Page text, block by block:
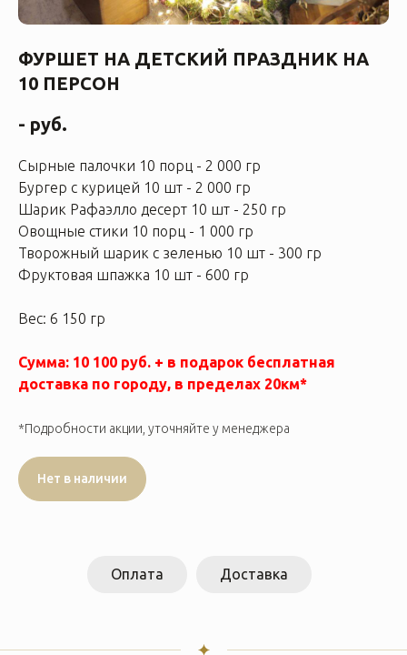
ФУРШЕТ НА ДЕТСКИЙ ПРАЗДНИК НА
10 ПЕРСОН
- руб.
Сырные палочки 10 порц - 2 000 гр
Бургер с курицей 10 шт - 2 000 гр
Шарик Рафаэлло десерт 10 шт - 250 гр
Овощные стики 10 порц - 1 000 гр
Творожный шарик с зеленью 10 шт - 300 гр
Фруктовая шпажка 10 шт - 600 гр
Вес: 6 150 гр
Сумма: 10 100 руб. + в подарок бесплатная
доставка по городу, в пределах 20км*
*Подробности акции, уточняйте у менеджера
Нет в наличии
Оплата Доставка